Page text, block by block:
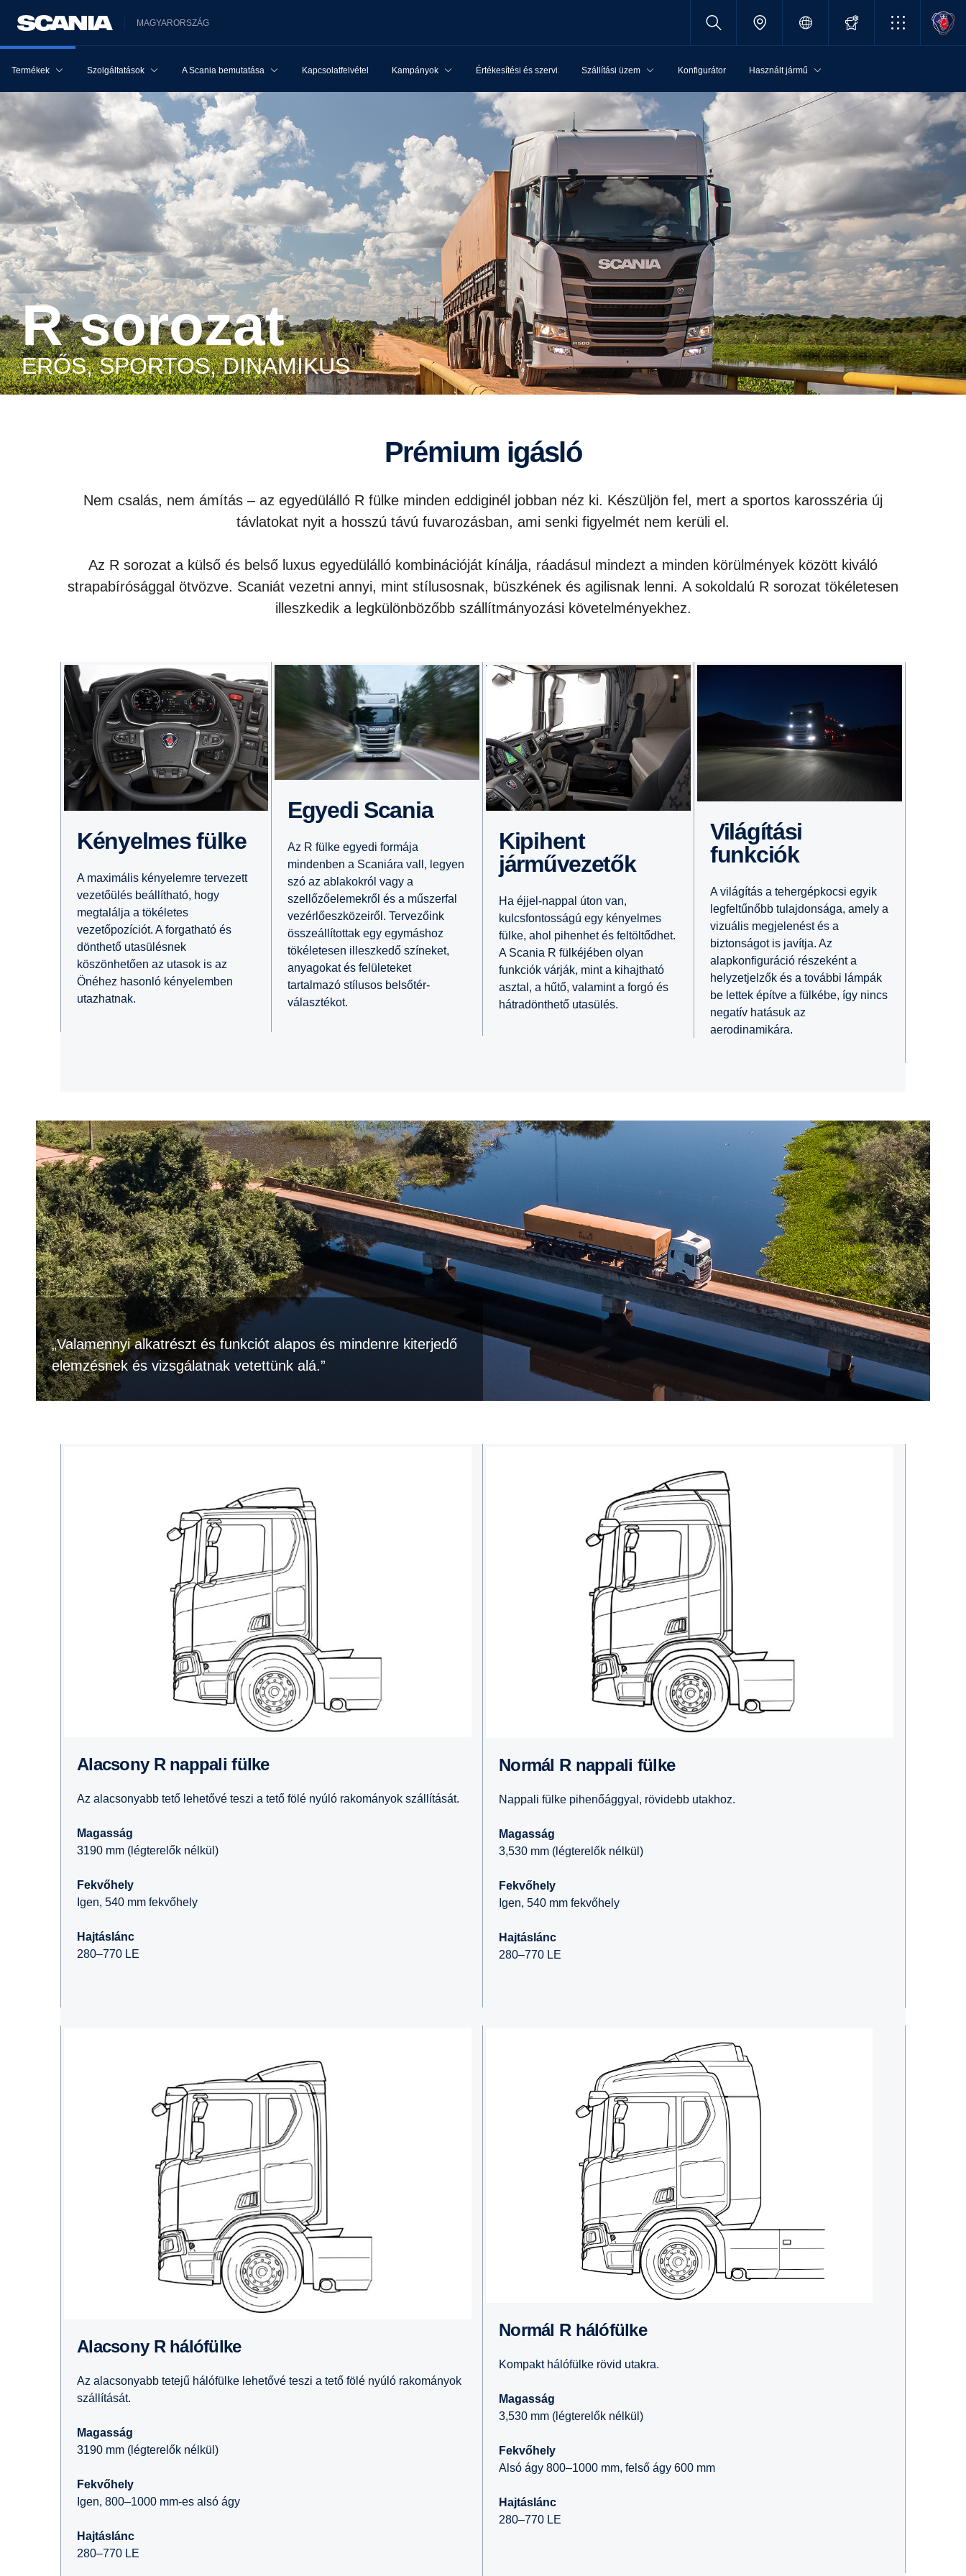
MAGYARORSZÁG
Termékek Szolgáltatások A Scania bemutatása Kapcsolatfelvétel Kampányok Értékesítési és szervizhálózatSzállítási üzem Konfigurátor Használt jármű
R sorozat
ERŐS, SPORTOS, DINAMIKUS
Prémium igásló
Nem csalás, nem ámítás – az egyedülálló R fülke minden eddiginél jobban néz ki. Készüljön fel, mert a sportos karosszéria új
távlatokat nyit a hosszú távú fuvarozásban, ami senki figyelmét nem kerüli el.
Az R sorozat a külső és belső luxus egyedülálló kombinációját kínálja, ráadásul mindezt a minden körülmények között kiváló
strapabírósággal ötvözve. Scaniát vezetni annyi, mint stílusosnak, büszkének és agilisnak lenni. A sokoldalú R sorozat tökéletesen
illeszkedik a legkülönbözőbb szállítmányozási követelményekhez.
Kényelmes fülke
A maximális kényelemre tervezett
vezetőülés beállítható, hogy
megtalálja a tökéletes
vezetőpozíciót. A forgatható és
dönthető utasülésnek
köszönhetően az utasok is az
Önéhez hasonló kényelemben
utazhatnak.
Egyedi Scania
Az R fülke egyedi formája
mindenben a Scaniára vall, legyen
szó az ablakokról vagy a
szellőzőelemekről és a műszerfal
vezérlőeszközeiről. Tervezőink
összeállítottak egy egymáshoz
tökéletesen illeszkedő színeket,
anyagokat és felületeket
tartalmazó stílusos belsőtér-
választékot.
Kipihent
járművezetők
Ha éjjel-nappal úton van,
kulcsfontosságú egy kényelmes
fülke, ahol pihenhet és feltöltődhet.
A Scania R fülkéjében olyan
funkciók várják, mint a kihajtható
asztal, a hűtő, valamint a forgó és
hátradönthető utasülés.
Világítási
funkciók
A világítás a tehergépkocsi egyik
legfeltűnőbb tulajdonsága, amely a
vizuális megjelenést és a
biztonságot is javítja. Az
alapkonfiguráció részeként a
helyzetjelzők és a további lámpák
be lettek építve a fülkébe, így nincs
negatív hatásuk az
aerodinamikára.
„Valamennyi alkatrészt és funkciót alapos és mindenre kiterjedő
elemzésnek és vizsgálatnak vetettünk alá.”
Alacsony R nappali fülke
Az alacsonyabb tető lehetővé teszi a tető fölé nyúló rakományok szállítását.
Magasság
3190 mm (légterelők nélkül)
Fekvőhely
Igen, 540 mm fekvőhely
Hajtáslánc
280–770 LE
Normál R nappali fülke
Nappali fülke pihenőággyal, rövidebb utakhoz.
Magasság
3,530 mm (légterelők nélkül)
Fekvőhely
Igen, 540 mm fekvőhely
Hajtáslánc
280–770 LE
Alacsony R hálófülke
Az alacsonyabb tetejű hálófülke lehetővé teszi a tető fölé nyúló rakományok
szállítását.
Magasság
3190 mm (légterelők nélkül)
Fekvőhely
Igen, 800–1000 mm-es alsó ágy
Hajtáslánc
280–770 LE
Normál R hálófülke
Kompakt hálófülke rövid utakra.
Magasság
3,530 mm (légterelők nélkül)
Fekvőhely
Alsó ágy 800–1000 mm, felső ágy 600 mm
Hajtáslánc
280–770 LE